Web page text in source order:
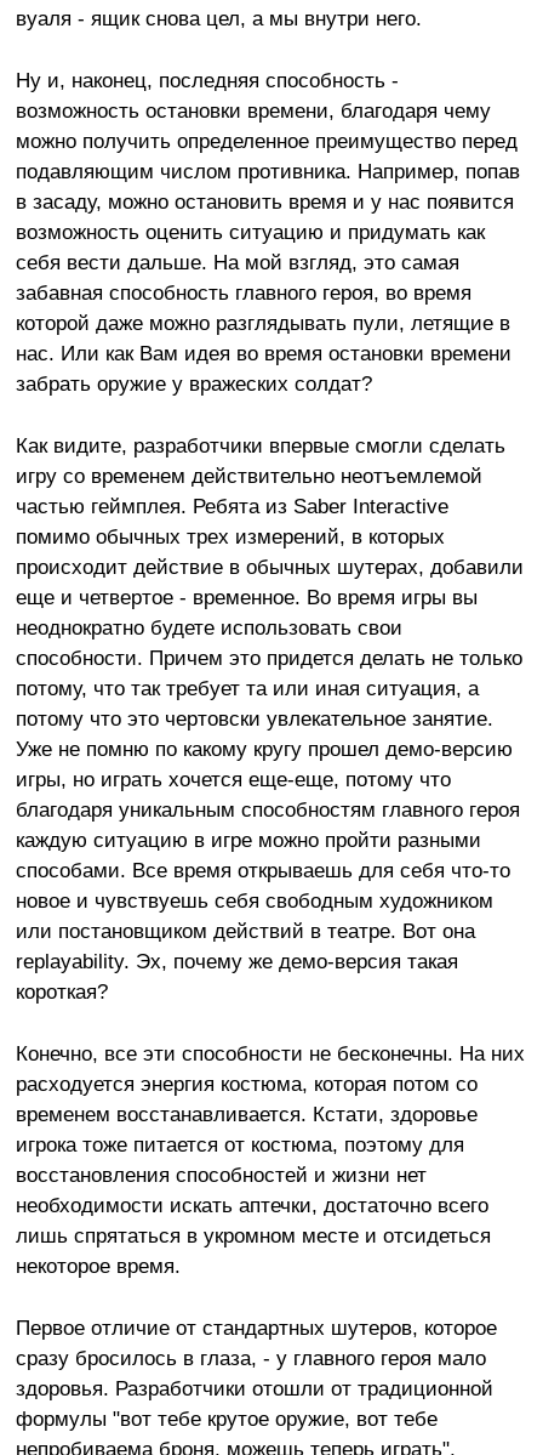
вуаля - ящик снова цел, а мы внутри него.
Ну и, наконец, последняя способность -
возможность остановки времени, благодаря чему
можно получить определенное преимущество перед
подавляющим числом противника. Например, попав
в засаду, можно остановить время и у нас появится
возможность оценить ситуацию и придумать как
себя вести дальше. На мой взгляд, это самая
забавная способность главного героя, во время
которой даже можно разглядывать пули, летящие в
нас. Или как Вам идея во время остановки времени
забрать оружие у вражеских солдат?
Как видите, разработчики впервые смогли сделать
игру со временем действительно неотъемлемой
частью геймплея. Ребята из Saber Interactive
помимо обычных трех измерений, в которых
происходит действие в обычных шутерах, добавили
еще и четвертое - временное. Во время игры вы
неоднократно будете использовать свои
способности. Причем это придется делать не только
потому, что так требует та или иная ситуация, а
потому что это чертовски увлекательное занятие.
Уже не помню по какому кругу прошел демо-версию
игры, но играть хочется еще-еще, потому что
благодаря уникальным способностям главного героя
каждую ситуацию в игре можно пройти разными
способами. Все время открываешь для себя что-то
новое и чувствуешь себя свободным художником
или постановщиком действий в театре. Вот она
replayability. Эх, почему же демо-версия такая
короткая?
Конечно, все эти способности не бесконечны. На них
расходуется энергия костюма, которая потом со
временем восстанавливается. Кстати, здоровье
игрока тоже питается от костюма, поэтому для
восстановления способностей и жизни нет
необходимости искать аптечки, достаточно всего
лишь спрятаться в укромном месте и отсидеться
некоторое время.
Первое отличие от стандартных шутеров, которое
сразу бросилось в глаза, - у главного героя мало
здоровья. Разработчики отошли от традиционной
формулы "вот тебе крутое оружие, вот тебе
непробиваема броня, можешь теперь играть",